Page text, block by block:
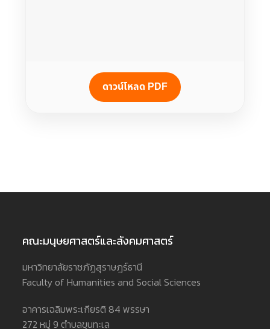
ดาวน์โหลด PDF
คณะมนุษยศาสตร์และสังคมศาสตร์
มหาวิทยาลัยราชภัฏสุราษฎร์ธานี
Faculty of Humanities and Social Sciences
อาคารเฉลิมพระเกียรติ 84 พรรษา
272 หมู่ 9 ตำบลขุนทะเล